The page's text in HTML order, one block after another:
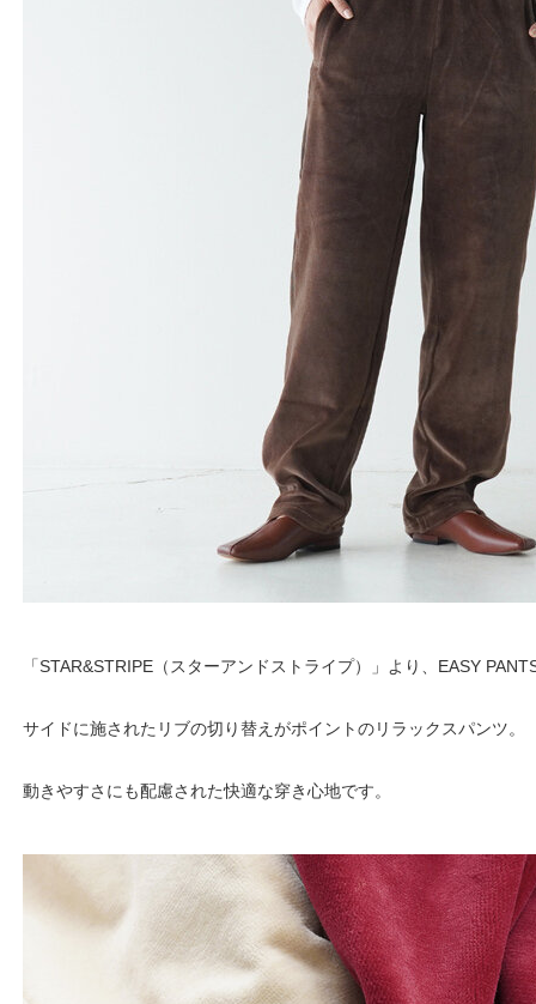
「STAR&STRIPE（スターアンドストライプ）」より、EASY
サイドに施されたリブの切り替えがポイントのリラックスパンツ。
動きやすさにも配慮された快適な穿き心地です。